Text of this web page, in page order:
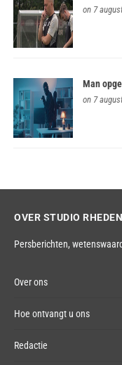
on 7
Man
on 7
OVER STUDIO RHEDEN
Persberichten,
Over ons
Hoe ontvangt u ons
Redactie